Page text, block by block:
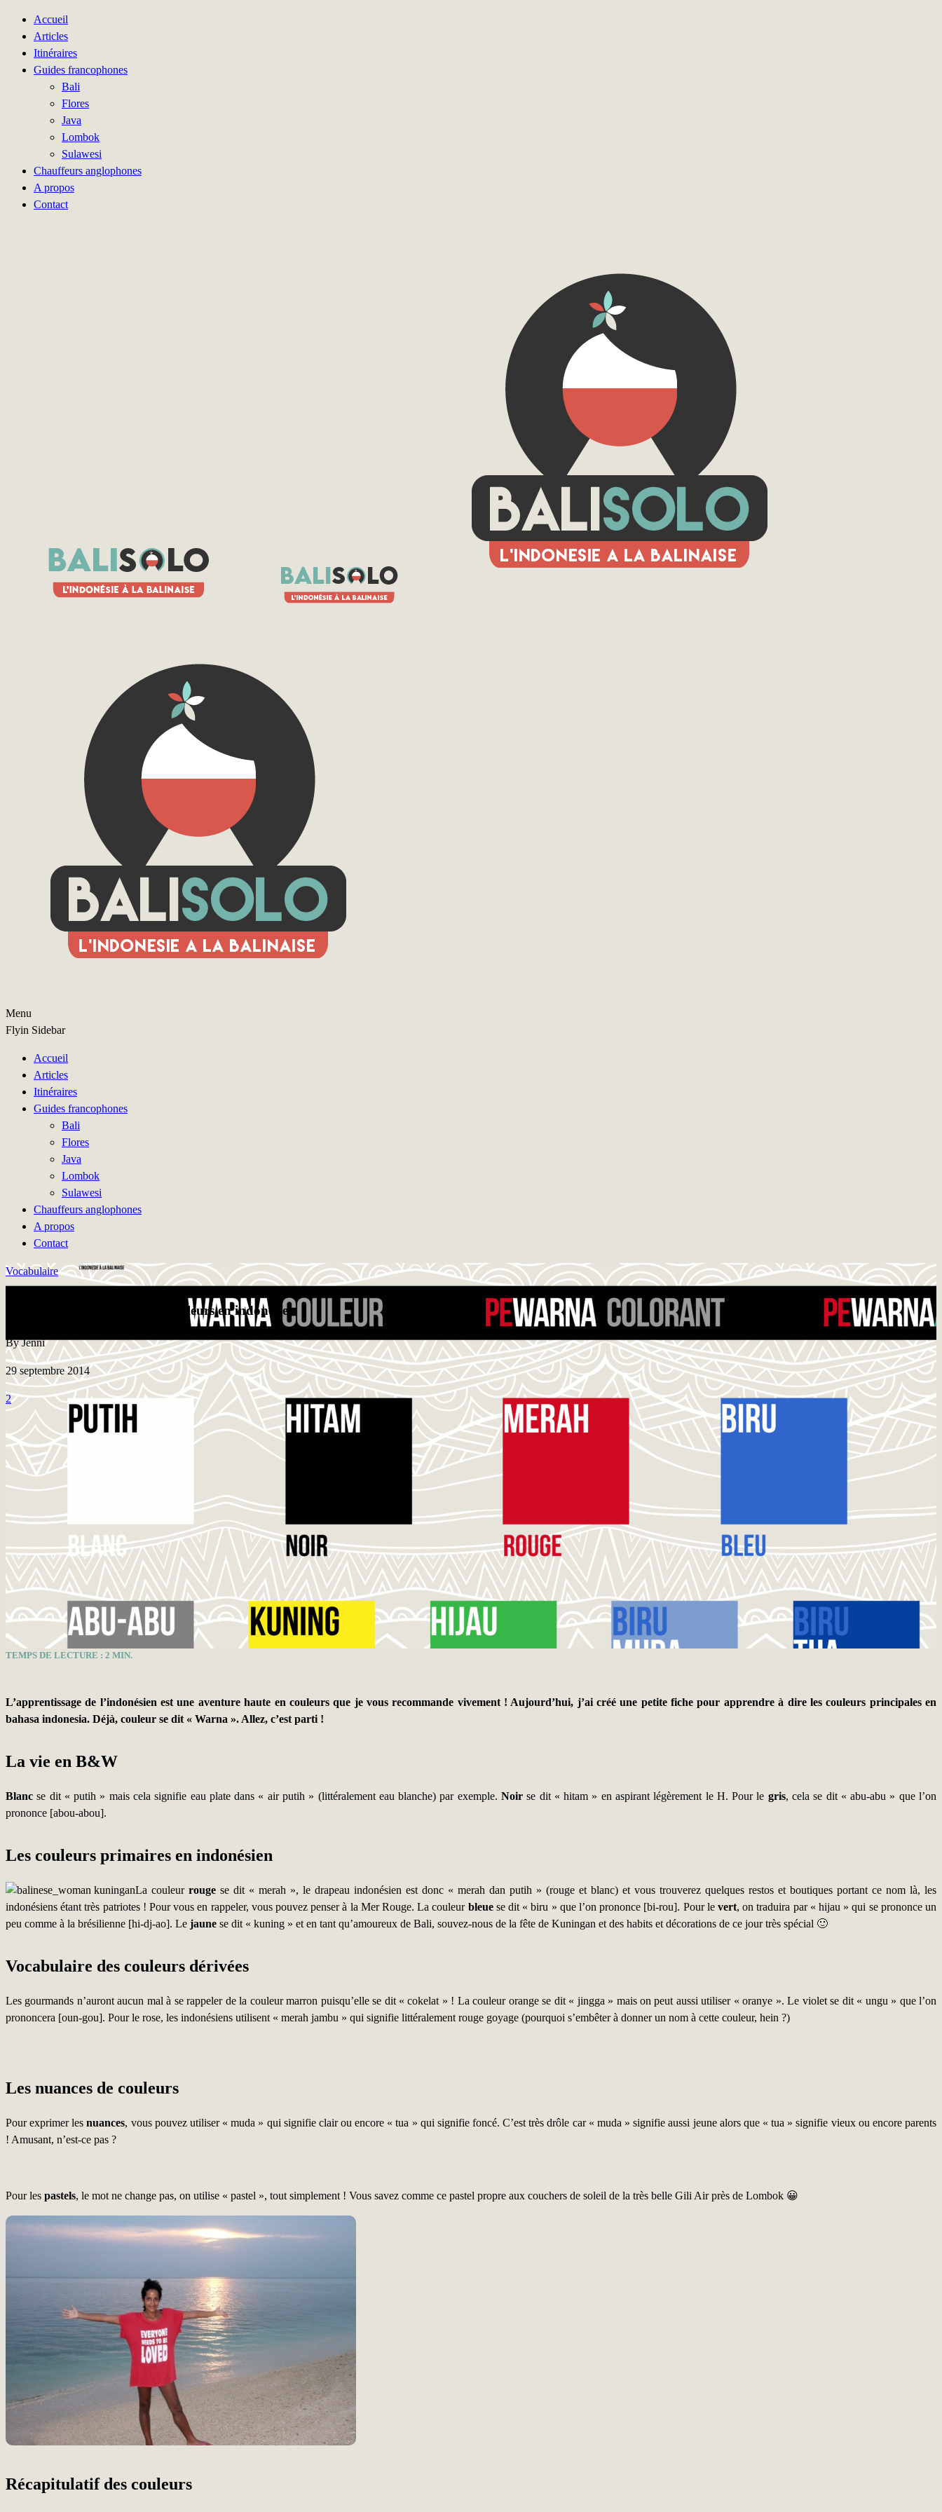
Accueil
Articles
Itinéraires
Guides francophones
Bali
Flores
Java
Lombok
Sulawesi
Chauffeurs anglophones
A propos
Contact
Menu
Flyin Sidebar
Accueil
Articles
Itinéraires
Guides francophones
Bali
Flores
Java
Lombok
Sulawesi
Chauffeurs anglophones
A propos
Contact
Vocabulaire
Vocabulaire : apprendre les couleurs en indonésien
By Jenni
29 septembre 2014
2
TEMPS DE LECTURE : 2 MIN.
L’apprentissage de l’indonésien est une aventure haute en couleurs que je vous recommande vivement ! Aujourd’hui, j’ai créé une petite fiche pour apprendre à dire les couleurs principales en
bahasa indonesia. Déjà, couleur se dit « Warna ». Allez, c’est parti !
La vie en B&W
Blanc se dit « putih » mais cela signifie eau plate dans « air putih » (littéralement eau blanche) par exemple. Noir se dit « hitam » en aspirant légèrement le H. Pour le gris, cela se dit « abu-abu » que l’on
prononce [abou-abou].
Les couleurs primaires en indonésien
La couleur rouge se dit « merah », le drapeau indonésien est donc « merah dan putih » (rouge et blanc) et vous trouverez quelques restos et boutiques portant ce nom là, les
indonésiens étant très patriotes ! Pour vous en rappeler, vous pouvez penser à la Mer Rouge. La couleur bleuese dit « biru » que l’on prononce [bi-rou]. Pour levert, on traduira par « hijau » qui se prononce un
peu comme à la brésilienne [hi-dj-ao]. Le jaune se dit « kuning » et en tant qu’amoureux de Bali, souvez-nous de la fête de Kuningan et des habits et décorations de ce jour très spécial 🙂
Vocabulaire des couleurs dérivées
Les gourmands n’auront aucun mal à se rappeler de la couleur marron puisqu’elle se dit « cokelat » ! La couleur orange se dit « jingga » mais on peut aussi utiliser « oranye ». Le violet se dit « ungu » que l’on
prononcera [oun-gou]. Pour le rose, les indonésiens utilisent « merah jambu » qui signifie littéralement rouge goyage (pourquoi s’embêter à donner un nom à cette couleur, hein ?)
Les nuances de couleurs
Pour exprimer lesnuances, vous pouvez utiliser « muda » qui signifie clair ou encore « tua » qui signifie foncé. C’est très drôle car « muda » signifie aussi jeune alors que « tua » signifie vieux ou encore parents
! Amusant, n’est-ce pas ?
Pour les pastels, le mot ne change pas, on utilise « pastel », tout simplement ! Vous savez comme ce pastel propre aux couchers de soleil de la très belle Gili Air près de Lombok 😀
Récapitulatif des couleurs